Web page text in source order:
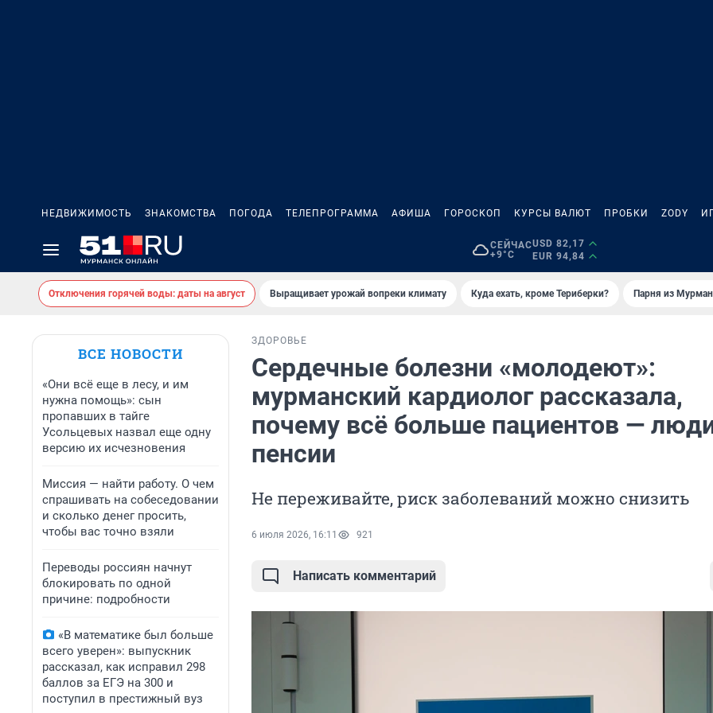
НЕДВИЖИМОСТЬ ЗНАКОМСТВА ПОГОДА ТЕЛЕПРОГРАММА АФИША ГОРОСКОП КУРСЫ ВАЛЮТ ПРОБКИ ZODY
СЕЙЧАС
+9°C
USD 82,17
EUR 94,84
Отключения горячей воды: даты на август Выращивает урожай вопреки климату Куда ехать, кроме Териберки? Парня из
ВСЕ НОВОСТИ
«Они всё еще в лесу, и им
нужна помощь»: сын
пропавших в тайге
Усольцевых назвал еще одну
версию их исчезновения
Миссия — найти работу. О чем
спрашивать на собеседовании
и сколько денег просить,
чтобы вас точно взяли
Переводы россиян начнут
блокировать по одной
причине: подробности
«В математике был больше
всего уверен»: выпускник
рассказал, как исправил 298
баллов за ЕГЭ на 300 и
поступил в престижный вуз
ЗДОРОВЬЕ
Сердечные болезни «молодеют»:
мурманский кардиолог рассказала,
почему всё больше пациентов —
пенсии
Не переживайте, риск заболеваний можно снизить
6 июля 2026, 16:11 921
Написать комментарий